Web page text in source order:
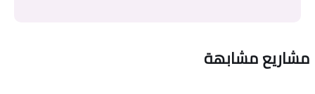
مشاريع مشابهة